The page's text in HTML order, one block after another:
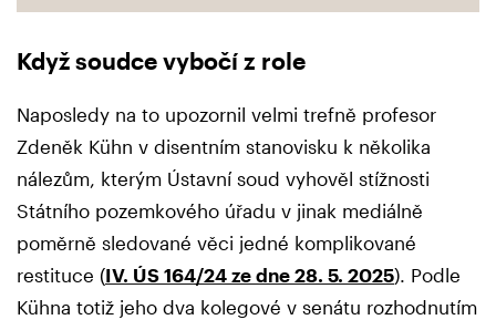
Když soudce vybočí z role
Naposledy na to upozornil velmi trefně profesor
Zdeněk Kühn v disentním stanovisku k několika
nálezům, kterým Ústavní soud vyhověl stížnosti
Státního pozemkového úřadu v jinak mediálně
poměrně sledované věci jedné komplikované
restituce (IV. ÚS 164/24 ze dne 28. 5. 2025). Podle
Kühna totiž jeho dva kolegové v senátu rozhodnutím